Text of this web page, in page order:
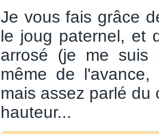
Je vous fais grâce
le joug paternel, et
arrosé (je me suis
même de
mais assez parlé du
hauteur...